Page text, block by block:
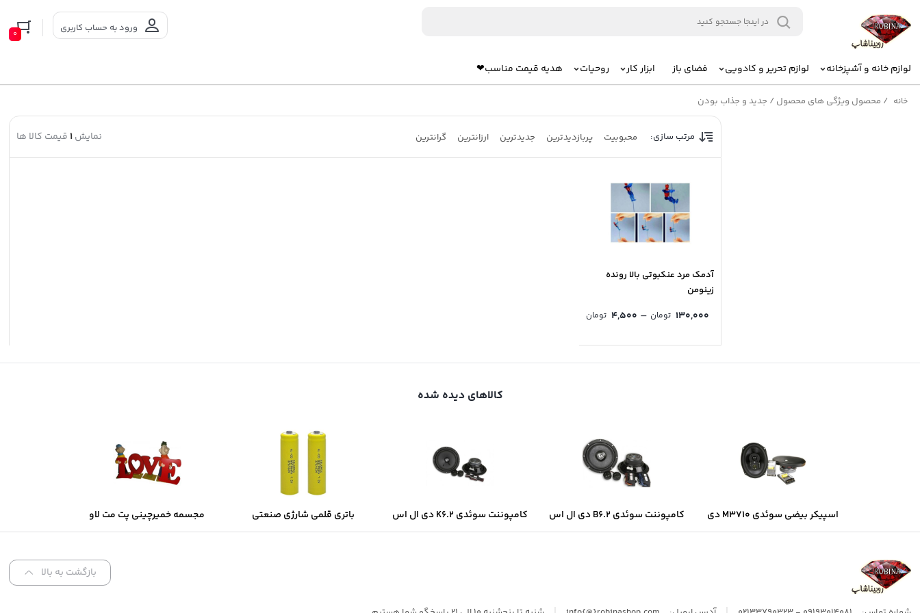
ورود به حساب کاربری 0
لوازم خانه و آشپزخانه لوازم تحریر و کادویی فضای باز ابزار کار روحیات هدیه قیمت مناسب❤
خانه / محصول ویژگی های محصول / جدید و جذاب بودن
مرتب سازی: محبوبیت پربازدیدترین جدیدترین ارزانترین گرانترین نمایش1 قیمت کالا ها
آدمک مرد عنکبوتی بالا رونده
زینومن
۱۳۰,۰۰۰ تومان – ۴,۵۰۰ تومانPrice
through
۱۳۰,۰۰۰ تومان
کالاهای دیده شده
اسپیکر بیضی سوئدی M3710 دی
ال اس
کامپوننت سوئدی B6.2 دی ال اس کامپوننت سوئدی K6.2 دی ال اس
باتری قلمی شارژی صنعتی
سولونیکس Solonix
مجسمه خمیرچینی پت مت لاو
بازگشت به بالا